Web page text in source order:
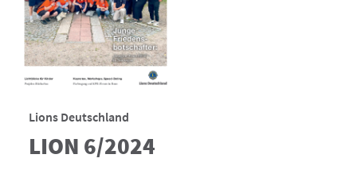
Lions Deutschland
LION 6/2024